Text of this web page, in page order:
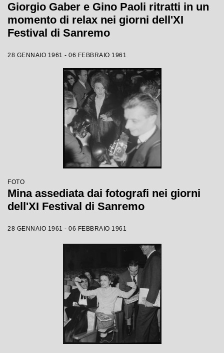
Giorgio Gaber e Gino Paoli ritratti in un
momento di relax nei giorni dell'XI
Festival di Sanremo
28 GENNAIO 1961 - 06 FEBBRAIO 1961
FOTO
Mina assediata dai fotografi nei giorni
dell'XI Festival di Sanremo
28 GENNAIO 1961 - 06 FEBBRAIO 1961